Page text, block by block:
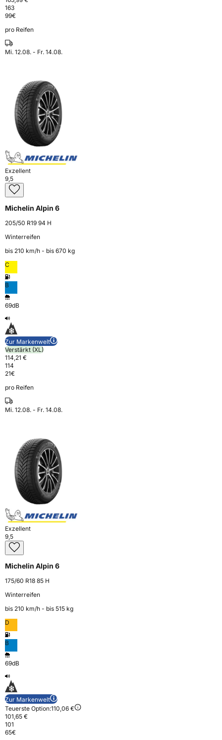
163
99€
pro Reifen
Mi. 12.08. - Fr. 14.08.
Exzellent
9,5
Michelin Alpin 6
205/50 R19 94 H
Winterreifen
bis 210 km⁠/⁠h - bis 670 kg
C
B
69dB
Zur Markenwelt
Verstärkt (XL)
114,21 €
114
21€
pro Reifen
Mi. 12.08. - Fr. 14.08.
Exzellent
9,5
Michelin Alpin 6
175/60 R18 85 H
Winterreifen
bis 210 km⁠/⁠h - bis 515 kg
D
B
69dB
Zur Markenwelt
Teuerste Option:110,06 €
101,65 €
101
65€